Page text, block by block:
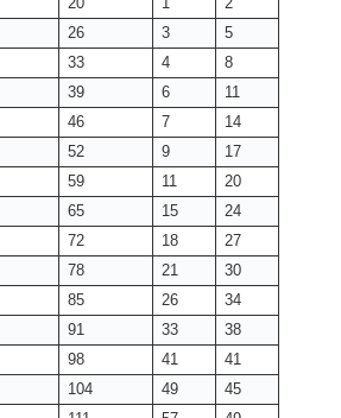
26 3
5
33 4
8
39 6
11
46 7
14
52 9
17
59 11
20
65 15
24
72 18
27
78 21
30
85 26
34
91 33
38
98 41
41
104 49
45